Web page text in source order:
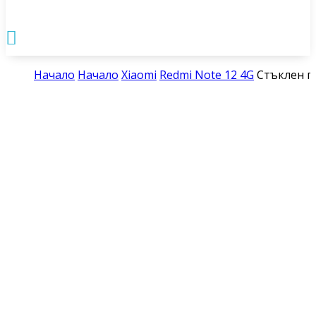

Начало Начало Xiaomi Redmi Note 12 4G Стъклен